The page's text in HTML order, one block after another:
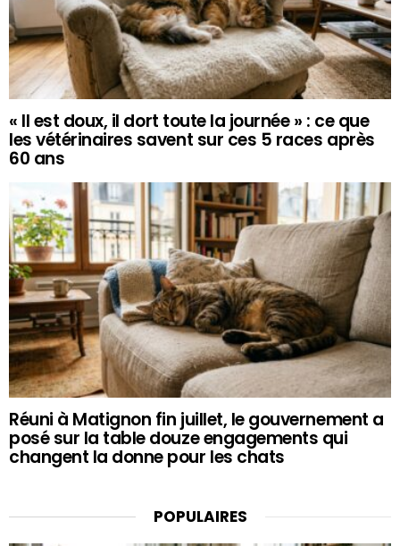
« Il est doux, il dort toute la journée » : ce que
les vétérinaires savent sur ces 5 races après
60 ans
Réuni à Matignon fin juillet, le gouvernement a
posé sur la table douze engagements qui
changent la donne pour les chats
POPULAIRES